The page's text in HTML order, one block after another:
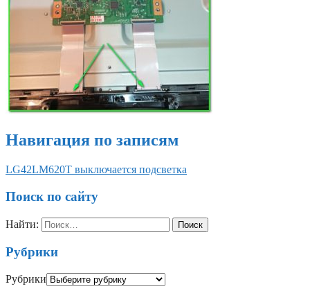
Навигация по записям
LG42LM620T выключается подсветка
Поиск по сайту
Найти:
Рубрики
Рубрики